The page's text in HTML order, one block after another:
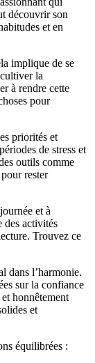
découvrir son
et en
implique de se
la
à rendre cette
pour
priorités et
de stress et
outils comme
rester
et à
des activités
Trouvez ce
dans l’harmonie.
sur la confiance
honnêtement
et
équilibrées :